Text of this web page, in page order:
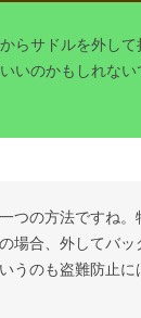
らサドルを外して
いのかもしれない
つの方法ですね。
場合、外してバッ
うのも盗難防止